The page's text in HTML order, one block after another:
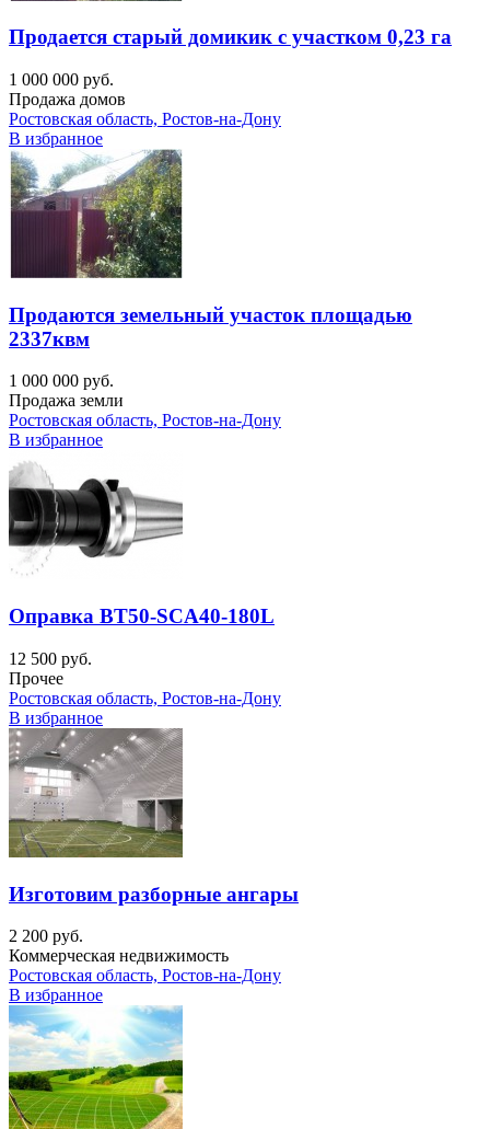
Продается старый домикик с участком 0,23 га
1 000 000 руб.
Продажа домов
Ростовская область, Ростов-на-Дону
В избранное
Продаются земельный участок площадью
2337квм
1 000 000 руб.
Продажа земли
Ростовская область, Ростов-на-Дону
В избранное
Оправка BT50-SCA40-180L
12 500 руб.
Прочее
Ростовская область, Ростов-на-Дону
В избранное
Изготовим разборные ангары
2 200 руб.
Коммерческая недвижимость
Ростовская область, Ростов-на-Дону
В избранное